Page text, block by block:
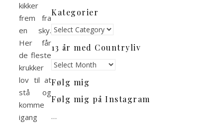
kikker
frem fra
en sky.
Her får
de fleste
krukker
lov til at
stå og
komme
igang
Kategorier
Kategorier
13 år med Countryliv
13
med
Countryliv
Følg mig
Følg mig på Instagram
…